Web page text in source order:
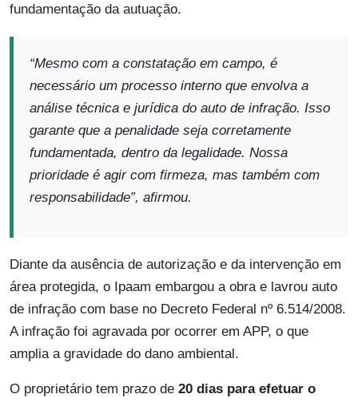
fundamentação da autuação.
“Mesmo com a constatação em campo, é
necessário um processo interno que envolva a
análise técnica e jurídica do auto de infração. Isso
garante que a penalidade seja corretamente
fundamentada, dentro da legalidade. Nossa
prioridade é agir com firmeza, mas também com
responsabilidade”, afirmou.
Diante da ausência de autorização e da intervenção em
área protegida, o Ipaam embargou a obra e lavrou auto
de infração com base no Decreto Federal nº 6.514/2008.
A infração foi agravada por ocorrer em APP, o que
amplia a gravidade do dano ambiental.
O proprietário tem prazo de 20 dias para efetuar o